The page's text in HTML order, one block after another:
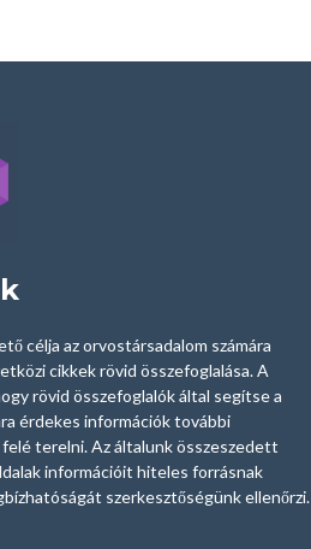
célja az orvostársadalom számára
cikkek rövid összefoglalása. A
rövid összefoglalók által segítse a
érdekes információk további
terelni. Az általunk összeszedett
információit hiteles forrásnak
szerkesztőségünk ellenőrzi.